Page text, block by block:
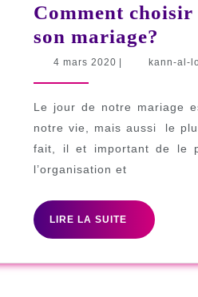
Comment choisir
son mariage?
de
son
4 mars 2020 4
kann-al-
Le jour de notre mariage
notre vie, mais aussi le
fait, il et important de le
l’organisation et
LIRE LA SUITE
LIRE
LA